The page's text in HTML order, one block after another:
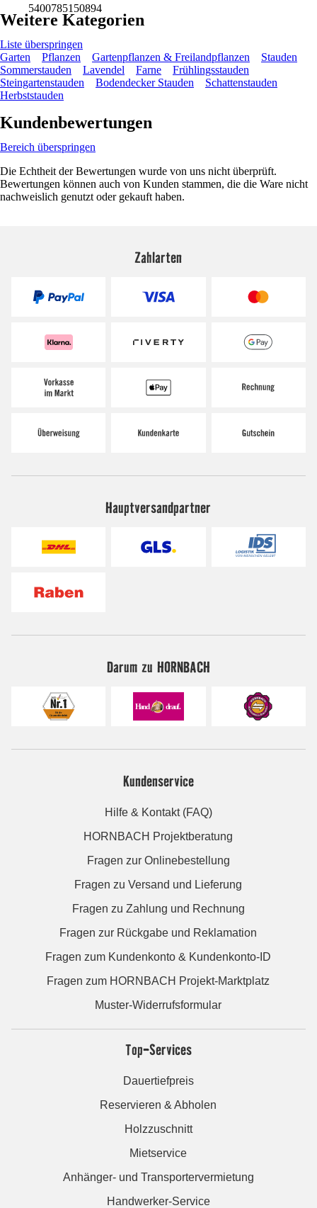
5400785150894
Weitere Kategorien
Liste überspringen
Garten
Pflanzen Gartenpflanzen & Freilandpflanzen
Stauden
Sommerstauden
Lavendel Farne
Frühlingsstauden
Steingartenstauden
Bodendecker Stauden
Schattenstauden
Herbststauden
Kundenbewertungen
Bereich überspringen
Die Echtheit der Bewertungen wurde von uns nicht überprüft.
Bewertungen können auch von Kunden stammen, die die Ware nicht
nachweislich genutzt oder gekauft haben.
Zahlarten
Hauptversandpartner
Darum zu HORNBACH
Kundenservice
Hilfe & Kontakt (FAQ)
HORNBACH Projektberatung
Fragen zur Onlinebestellung
Fragen zu Versand und Lieferung
Fragen zu Zahlung und Rechnung
Fragen zur Rückgabe und Reklamation
Fragen zum Kundenkonto & Kundenkonto-ID
Fragen zum HORNBACH Projekt-Marktplatz
Muster-Widerrufsformular
Top-Services
Dauertiefpreis
Reservieren & Abholen
Holzzuschnitt
Mietservice
Anhänger- und Transportervermietung
Handwerker-Service